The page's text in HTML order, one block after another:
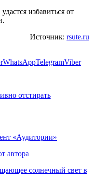
избавиться от
Источник: rsute.ru
WhatsAppTelegramViber
отстирать
«Аудитории»
автора
солнечный свет в